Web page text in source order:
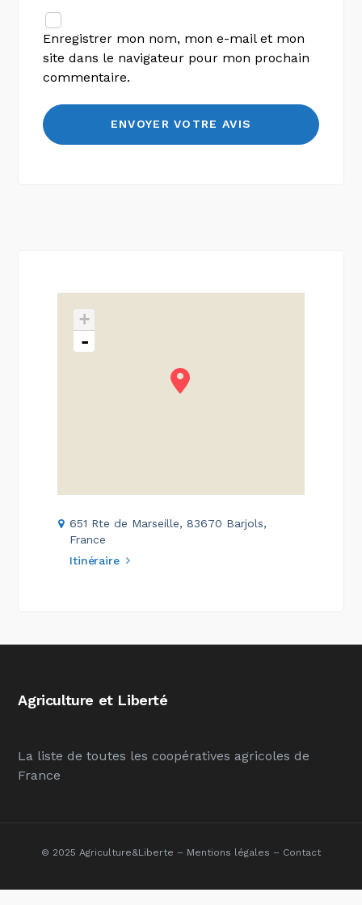
Enregistrer mon nom, mon e-mail et mon
site dans le navigateur pour mon prochain
commentaire.
+
-
651 Rte de Marseille, 83670 Barjols,
France
Itinéraire
Agriculture et Liberté
La liste de toutes les coopératives agricoles de
France
© 2025 Agriculture&Liberte – Mentions légales – Contact